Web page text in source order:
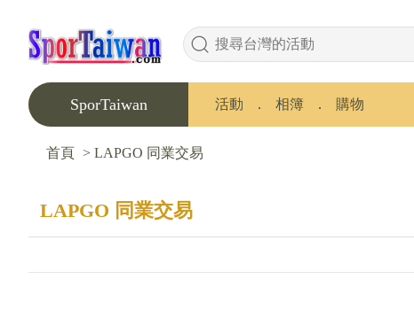
SporTaiwan 活動 ． 相簿 ． 購物
首頁 > LAPGO 同業交易
LAPGO 同業交易